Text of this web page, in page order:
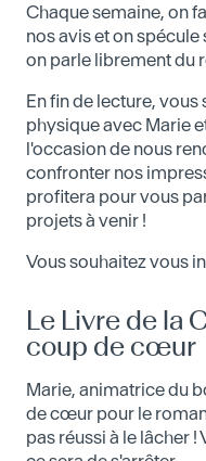
Chaque semaine, on
nos avis et on spécule
on parle librement du
En fin de lecture, vous
physique avec Marie
l'occasion de nous
confronter nos
profitera pour vous
projets à venir !
Vous souhaitez vous
Le Livre de la
coup de cœur
Marie, animatrice du
de cœur pour le
pas réussi à le lâcher !